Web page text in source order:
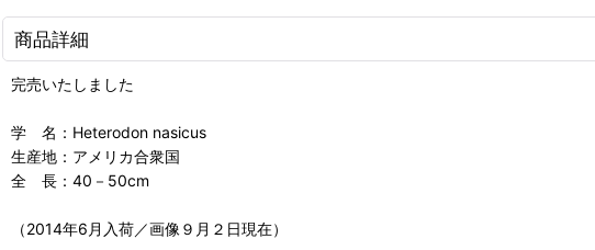
商品詳細
完売いたしました
学 名：Heterodon nasicus
生産地：アメリカ合衆国
全 長：40－50cm
（2014年6月入荷／画像９月２日現在）